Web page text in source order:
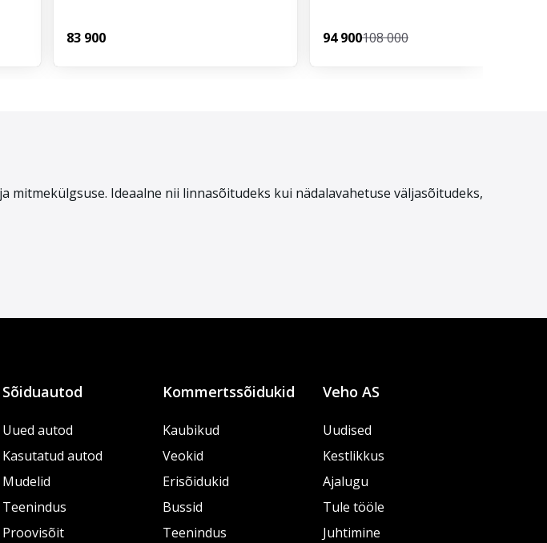
83 900 94 900108 000
Ideaalne nii linnasõitudeks kui nädalavahetuse väljasõitudeks,
Sõiduautod
Uued autod
Kasutatud autod
Mudelid
Teenindus
Proovisõit
Kommertssõidukid
Kaubikud
Veokid
Erisõidukid
Bussid
Teenindus
Veho AS
Uudised
Kestlikkus
Ajalugu
Tule tööle
Juhtimine